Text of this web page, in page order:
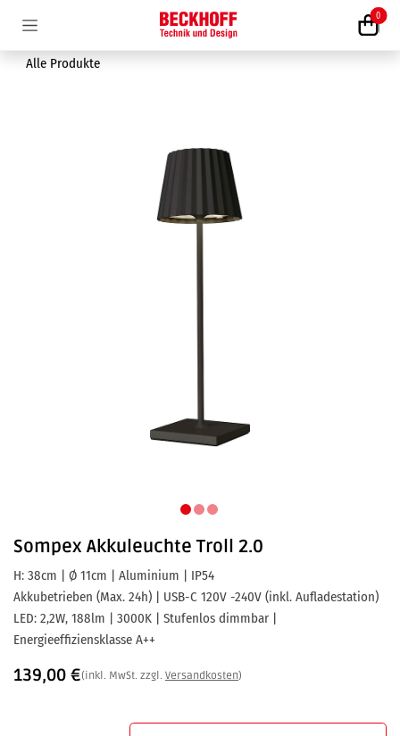
0
Alle Produkte
Sompex Akkuleuchte Troll 2.0
H: 38cm | Ø 11cm | Aluminium | IP54
Akkubetrieben (Max. 24h) | USB-C 120V -240V (inkl. Aufladestation)
LED: 2,2W, 188lm | 3000K | Stufenlos dimmbar |
Energieeffiziensklasse A++
139,00 €(inkl. MwSt. zzgl. Versandkosten)